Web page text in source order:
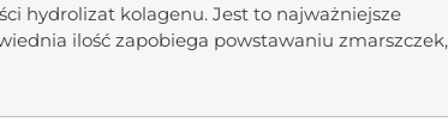
hydrolizat kolagenu. Jest to najważniejsze
ilość zapobiega powstawaniu zmarszczek,